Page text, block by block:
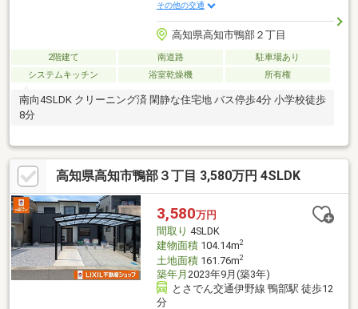
その他の交通
高知県高知市鴨部２丁目
2階建て 南道路
駐車場あり
システムキッチン
浴室乾燥機 所有権
南向4SLDK クリーニング済 閑静な住宅地 バス停歩4分 小学校徒歩
8分
高知県高知市鴨部３丁目 3,580万円 4SLDK
3,580万円
間取り 4SLDK
建物面積104.14m2
土地面積161.76m2
築年月 2023年9月(築3年)
とさでん交通伊野線 鴨部駅 徒歩12
分